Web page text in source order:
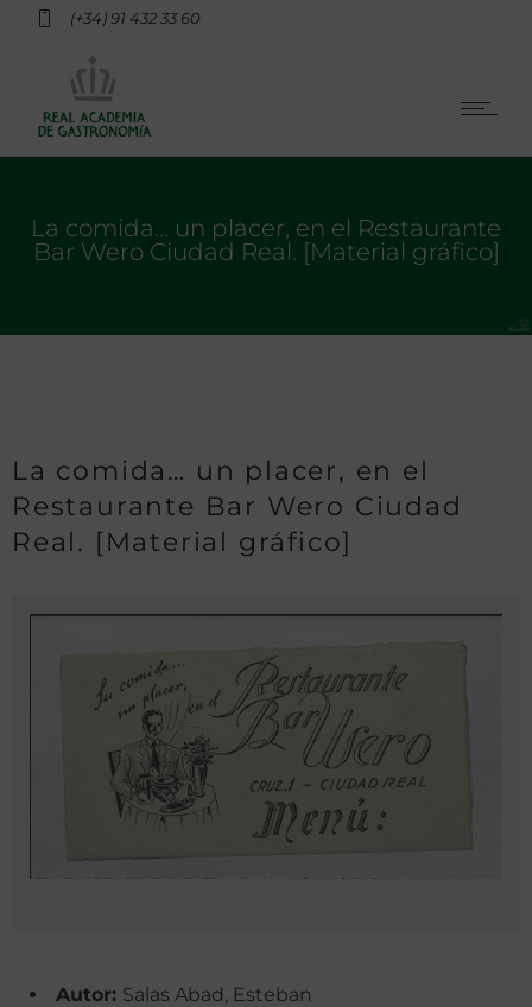
(+34) 91 432 33 60
La comida… un placer, en el Restaurante
Bar Wero Ciudad Real. [Material gráfico]
La comida… un placer, en el
Restaurante Bar Wero Ciudad
Real. [Material gráfico]
Autor: Salas Abad, Esteban